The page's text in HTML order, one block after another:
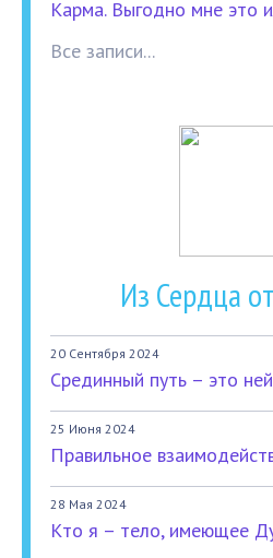
Карма. Выгодно мне это
Все записи...
Из Сердца
20 Сентября 2024
Срединный путь – это
25 Июня 2024
Правильное
28 Мая 2024
Кто я – тело, имеющее